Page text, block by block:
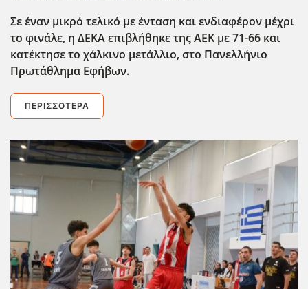
Σε έναν μικρό τελικό με ένταση και ενδιαφέρον μέχρι
το φινάλε, η ΔΕΚΑ επιβλήθηκε της ΑΕΚ με 71-66 και
κατέκτησε το χάλκινο μετάλλιο, στο Πανελλήνιο
Πρωτάθλημα Εφήβων.
ΠΕΡΙΣΣΌΤΕΡΑ